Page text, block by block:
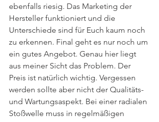
ebenfalls riesig. Das Marketing der
Hersteller funktioniert und die
Unterschiede sind für Euch kaum noch
zu erkennen. Final geht es nur noch um
ein gutes Angebot. Genau hier liegt
aus meiner Sicht das Problem. Der
Preis ist natürlich wichtig. Vergessen
werden sollte aber nicht der Qualitäts-
und Wartungsaspekt. Bei einer radialen
Stoßwelle muss in regelmäßigen